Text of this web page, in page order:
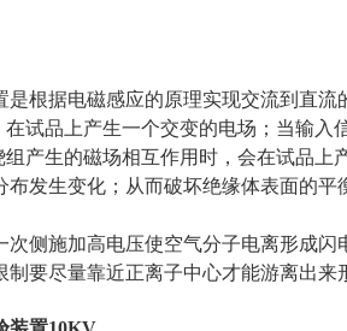
是根据电磁感应的原理实现交流到直
试品上产生一个交变的电场；当输入
产生的磁场相互作用时，会在试品上
布发生变化；从而破坏绝缘体表面的
次侧施加高电压使空气分子电离形成
制要尽量靠近正离子中心才能游离出